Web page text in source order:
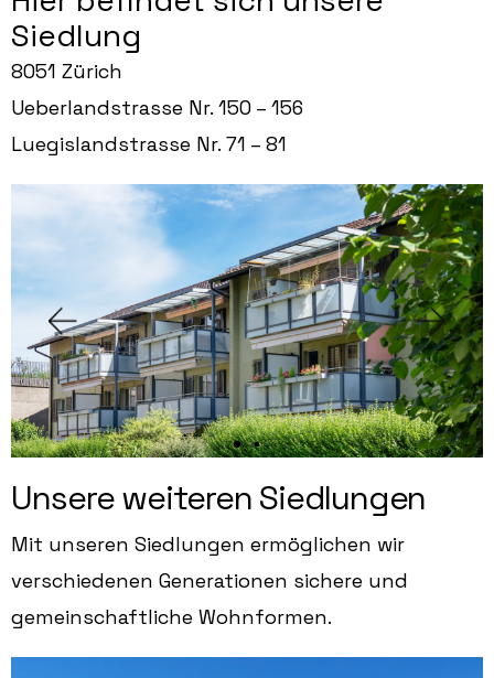
Siedlung
8051 Zürich
Ueberlandstrasse Nr. 150 – 156
Luegislandstrasse Nr. 71 – 81
Unsere weiteren Siedlungen
Mit unseren Siedlungen ermöglichen wir
verschiedenen Generationen sichere und
gemeinschaftliche Wohnformen.